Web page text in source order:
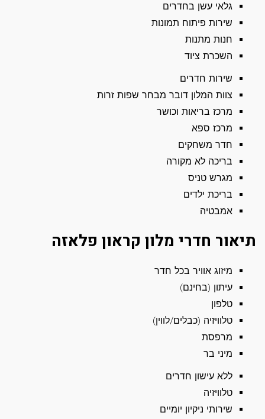
גלאי עשן בחדרים
שירות פיתוח תמונות
חנות מתנות
השכרת ציוד
שירות חדרים
צוות המלון דובר מבחר שפות זרות
מרכז בריאות וכושר
מרכז ספא
חדר משחקים
בריכה לא מקורה
מגרש טניס
בריכת ילדים
אמבטיה
תיאור חדרי מלון קראון פלאזה
מיזוג אוויר בכל חדר
עיתון (בחינם)
טלפון
טלוויזיה (כבלים/לווין)
מרפסת
מיני בר
ללא עישון חדרים
טלוויזיה
שירותי ניקיון יומיים